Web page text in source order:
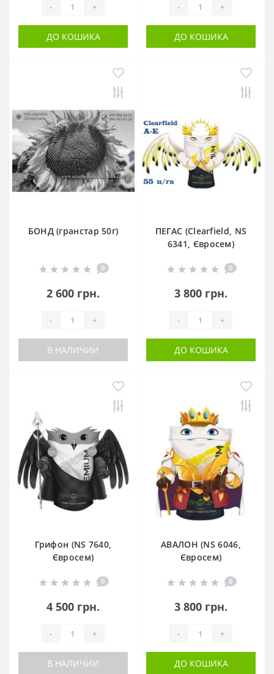
- +
ДО КОШИКА
- +
ДО КОШИКА
БОНД (гранстар 50г)
0
2 600 грн.
- +
В НАЛИЧИИ
ПЕГАС (Clearfield, NS
6341, Євросем)
0
3 800 грн.
- +
ДО КОШИКА
Грифон (NS 7640,
Євросем)
0
4 500 грн.
- +
В НАЛИЧИИ
АВАЛОН (NS 6046,
Євросем)
0
3 800 грн.
- +
ДО КОШИКА